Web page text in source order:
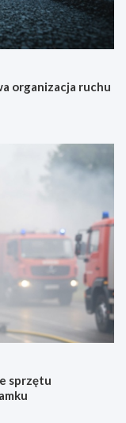
organizacja ruchu
sprzętu